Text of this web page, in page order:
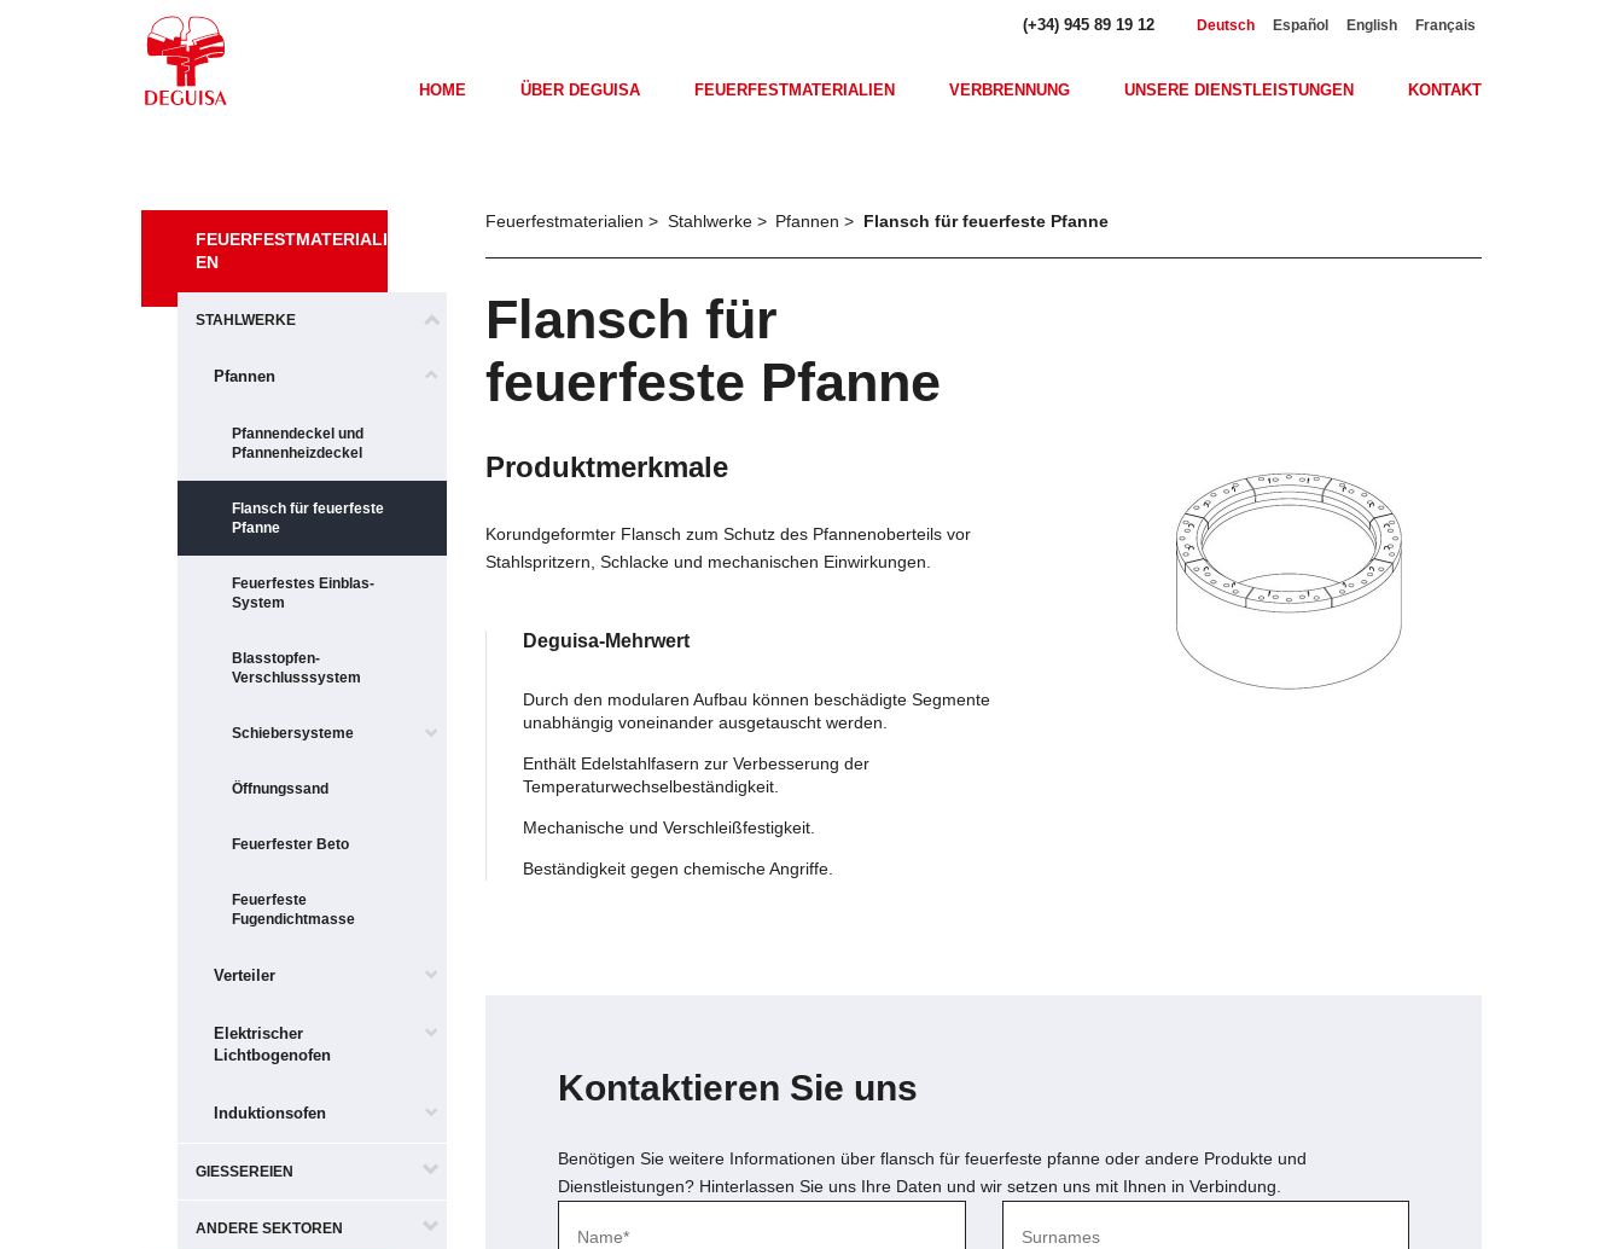
(+34) 945 89 19 12 Deutsch Español English Français
HOME ÜBER DEGUISA FEUERFESTMATERIALIEN VERBRENNUNG UNSERE DIENSTLEISTUNGEN KONTAKT
FEUERFESTMATERIALI
EN
STAHLWERKE
Pfannen
Pfannendeckel und
Pfannenheizdeckel
Flansch für feuerfeste
Pfanne
Feuerfestes Einblas-
System
Blasstopfen-
Verschlusssystem
Schiebersysteme
Öffnungssand
Feuerfester Beto
Feuerfeste
Fugendichtmasse
Verteiler
Elektrischer
Lichtbogenofen
Induktionsofen
GIESSEREIEN
ANDERE SEKTOREN
Feuerfestmaterialien Stahlwerke Pfannen Flansch für feuerfeste Pfanne
Flansch für
feuerfeste Pfanne
Produktmerkmale
Korundgeformter Flansch zum Schutz des Pfannenoberteils vor
Stahlspritzern, Schlacke und mechanischen Einwirkungen.
Deguisa-Mehrwert
Durch den modularen Aufbau können beschädigte Segmente
unabhängig voneinander ausgetauscht werden.
Enthält Edelstahlfasern zur Verbesserung der
Temperaturwechselbeständigkeit.
Mechanische und Verschleißfestigkeit.
Beständigkeit gegen chemische Angriffe.
Kontaktieren Sie uns
Benötigen Sie weitere Informationen über flansch für feuerfeste pfanne oder andere Produkte und
Dienstleistungen? Hinterlassen Sie uns Ihre Daten und wir setzen uns mit Ihnen in Verbindung.